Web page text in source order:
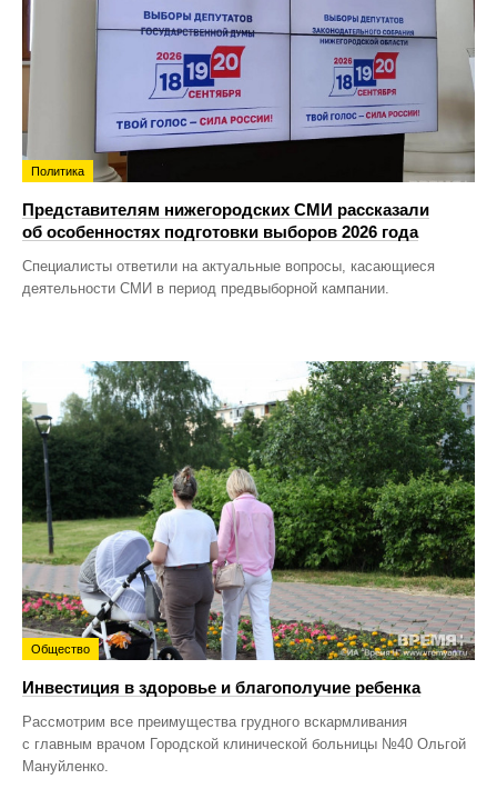
Политика
Представителям нижегородских СМИ рассказали
об особенностях подготовки выборов 2026 года
Специалисты ответили на актуальные вопросы, касающиеся
деятельности СМИ в период предвыборной кампании.
Общество
Инвестиция в здоровье и благополучие ребенка
Рассмотрим все преимущества грудного вскармливания
с главным врачом Городской клинической больницы №40 Ольгой
Мануйленко.